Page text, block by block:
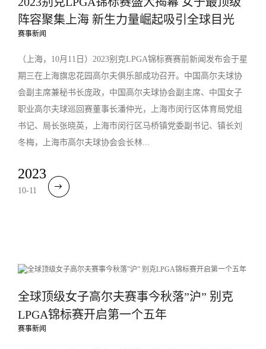
阵容聚集上海 新生力量崛起吸引全球目光
赛事新闻
（上海，10月11日）2023别克LPGA锦标赛赛前新闻发布会于星
期三在上海旗忠花园高尔夫俱乐部成功召开。中国高尔夫球协
会副主席兼秘书长庞政，中国高尔夫球协会副主席、中国女子
职业高尔夫球巡回赛董事长潘仲光，上海市闵行区体育局党组
书记、局长张晓英，上海市闵行区马桥镇党委副书记、镇长刘
冬梅，上海市高尔夫球协会会长林...
2023
10-11
全球顶级女子高尔夫赛事今秋落”沪” 别克
LPGA锦标赛开启第一个五年
赛事新闻